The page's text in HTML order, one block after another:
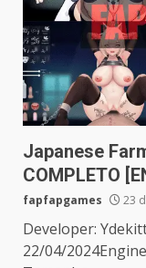
Japanese
COMPLETO
fapfapgames 23
Developer:
22/04/